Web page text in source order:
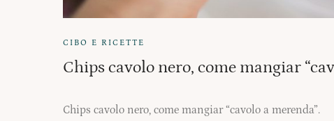
CIBO E RICETTE
Chips cavolo nero, come mangiar
Chips cavolo nero, come mangiar “cavolo a merenda”.